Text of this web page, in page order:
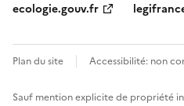
ecologie.gouv.fr
Plan du site Accessibilité: non
Sauf mention explicite de propriété